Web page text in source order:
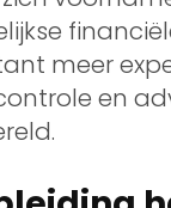
meer
en